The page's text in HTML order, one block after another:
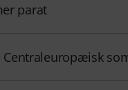
parat
Centraleuropæisk